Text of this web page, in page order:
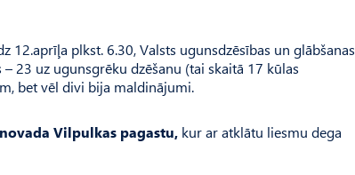
plkst. 6.30, Valsts ugunsdzēsības un glābšanas
23 uz ugunsgrēku dzēšanu (tai skaitā 17 kūlas
bet vēl divi bija maldinājumi.
Vilpulkas pagastu, kur ar atklātu liesmu dega